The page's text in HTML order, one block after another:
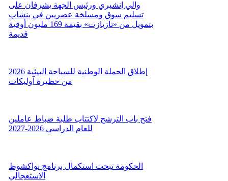
والي إنشيري ورئيس الجهة يشرفان على
تسليم سوق ومسلخة عصريين في بنشاب
بتمويل من «تازيازت» بقيمة 169 مليون أوقية
قديمة
إطلاق الحملة الوطنية للسياحة البيئية 2026
من حظيرة آوليكات
فتح باب الترشح لاكتتاب طلبة ضباط عاملين
للعام الدراسي 2026-2027
الحكومة تبحث استكمال برنامج نواكشوط
الاستعجالي